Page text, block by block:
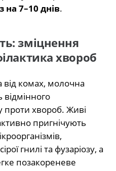
на 7–10 днів.
зміцнення
хвороб
від комах, молочна
відмінного
проти хвороб. Живі
пригнічують
гнилі та фузаріозу, а
позакореневе